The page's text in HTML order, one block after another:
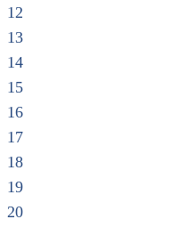
12
13
14
15
16
17
18
19
20